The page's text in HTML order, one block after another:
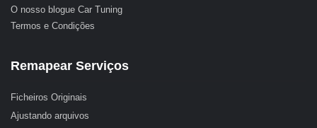
O nosso blogue Car Tuning
Termos e Condições
Remapear Serviços
Ficheiros Originais
Ajustando arquivos